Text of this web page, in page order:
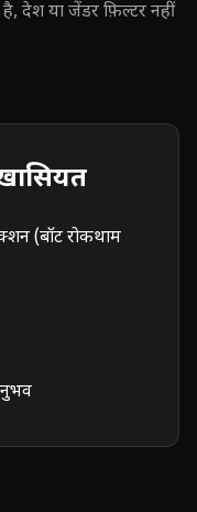
देश या जेंडर फ़िल्टर नहीं
(बॉट रोकथाम